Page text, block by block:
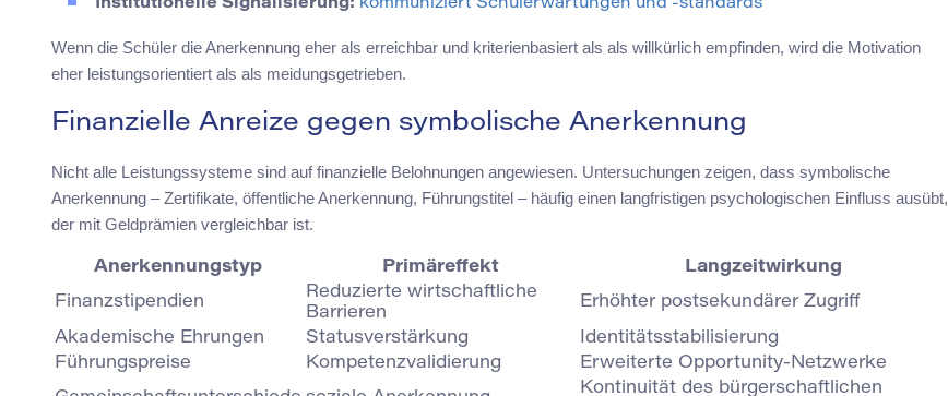
Institutionelle Signalisierung: kommuniziert Schulerwartungen und -standards
Wenn die Schüler die Anerkennung eher als erreichbar und kriterienbasiert als als willkürlich empfinden, wird die Motivation
eher leistungsorientiert als als meidungsgetrieben.
Finanzielle Anreize gegen symbolische Anerkennung
Nicht alle Leistungssysteme sind auf finanzielle Belohnungen angewiesen. Untersuchungen zeigen, dass symbolische
Anerkennung – Zertifikate, öffentliche Anerkennung, Führungstitel – häufig einen langfristigen psychologischen Einfluss ausübt,
der mit Geldprämien vergleichbar ist.
Anerkennungstyp Primäreffekt
Langzeitwirkung
Finanzstipendien
Reduzierte wirtschaftliche
Barrieren
Erhöhter postsekundärer Zugriff
Akademische Ehrungen Statusverstärkung
Identitätsstabilisierung
Führungspreise
Kompetenzvalidierung
Erweiterte Opportunity-Netzwerke
Kontinuität des bürgerschaftlichen